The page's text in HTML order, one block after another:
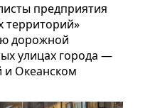
предприятия
территорий»
дорожной
улицах города —
и Океанском